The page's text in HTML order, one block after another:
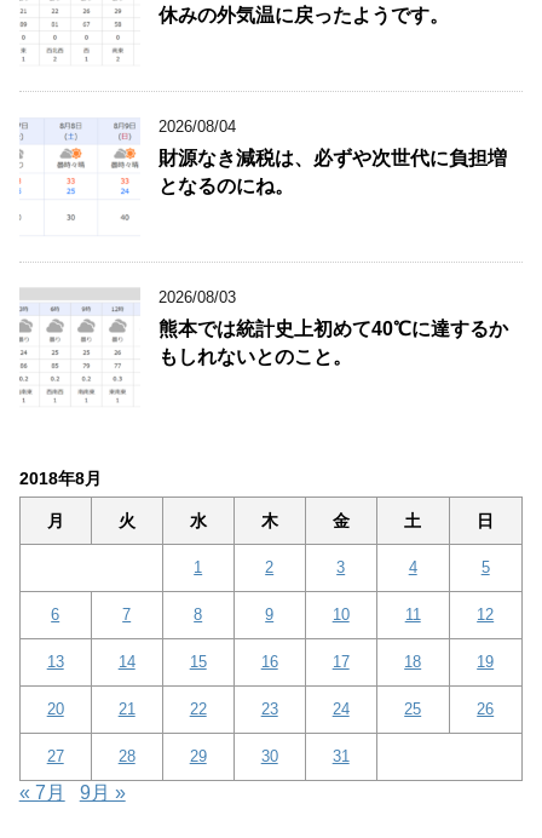
休みの外気温に戻ったようです。
2026/08/04
財源なき減税は、必ずや次世代に負担増
となるのにね。
2026/08/03
熊本では統計史上初めて40℃に達するか
もしれないとのこと。
2018年8月
月 火 水 木 金 土 日
1 2 3 4 5
6 7 8 9 10 11 12
13 14 15 16 17 18 19
20 21 22 23 24 25 26
27 28 29 30 31
« 7月 9月 »